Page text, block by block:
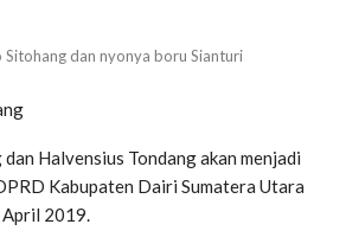
dan nyonya boru Sianturi
Halvensius Tondang akan menjadi
Kabupaten Dairi Sumatera Utara
2019.